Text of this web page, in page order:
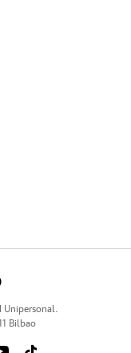
Unipersonal.
Bilbao